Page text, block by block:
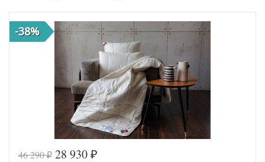
-38%
46 290₽ 28 930 ₽